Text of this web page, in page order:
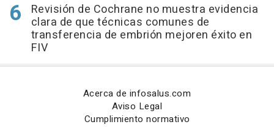
Revisión de Cochrane no muestra evidencia
clara de que técnicas comunes de
transferencia de embrión mejoren éxito en
FIV
Acerca de infosalus.com
Aviso Legal
Cumplimiento normativo